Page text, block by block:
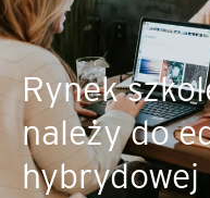
Rynek
należy do
hybrydowej